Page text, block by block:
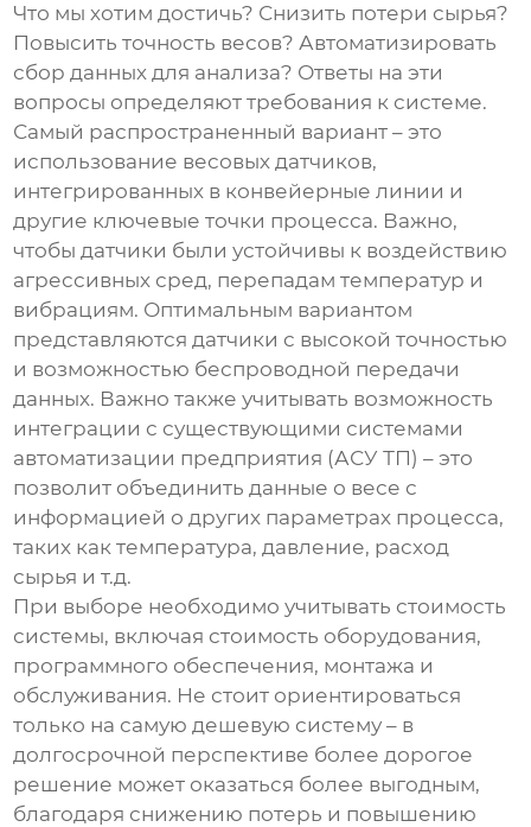
Что мы хотим достичь? Снизить потери сырья?
Повысить точность весов? Автоматизировать
сбор данных для анализа? Ответы на эти
вопросы определяют требования к системе.
Самый распространенный вариант – это
использование весовых датчиков,
интегрированных в конвейерные линии и
другие ключевые точки процесса. Важно,
чтобы датчики были устойчивы к воздействию
агрессивных сред, перепадам температур и
вибрациям. Оптимальным вариантом
представляются датчики с высокой точностью
и возможностью беспроводной передачи
данных. Важно также учитывать возможность
интеграции с существующими системами
автоматизации предприятия (АСУ ТП) – это
позволит объединить данные о весе с
информацией о других параметрах процесса,
таких как температура, давление, расход
сырья и т.д.
При выборе необходимо учитывать стоимость
системы, включая стоимость оборудования,
программного обеспечения, монтажа и
обслуживания. Не стоит ориентироваться
только на самую дешевую систему – в
долгосрочной перспективе более дорогое
решение может оказаться более выгодным,
благодаря снижению потерь и повышению